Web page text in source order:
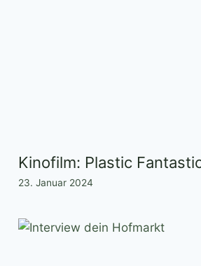
Kinofilm: Plastic
23. Januar 2024